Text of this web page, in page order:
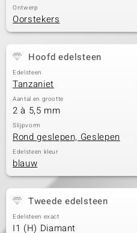
Ontwerp
Oorstekers
Hoofd edelsteen
Edelsteen
Tanzaniet
Aantal en grootte
2 à 5,5 mm
Slijpvorm
Rond geslepen, Geslepen
Edelsteen kleur
blauw
Tweede edelsteen
Edelsteen exact
I1 (H) Diamant